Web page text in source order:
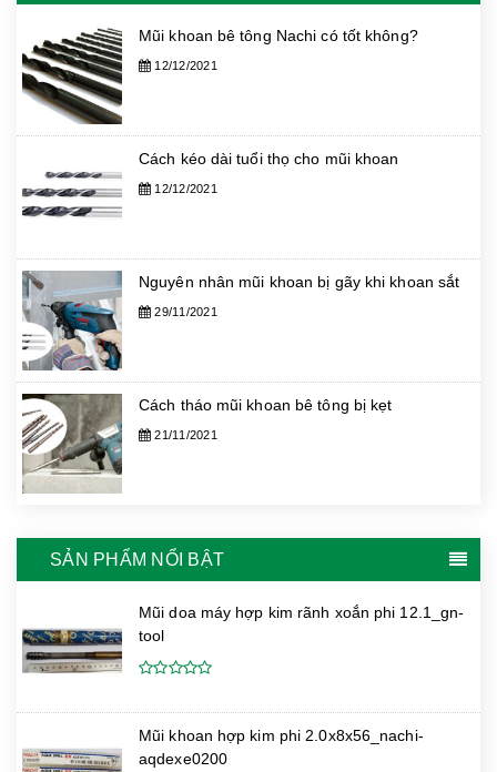
Mũi khoan bê tông Nachi có tốt không?
12/12/2021
Cách kéo dài tuổi thọ cho mũi khoan
12/12/2021
Nguyên nhân mũi khoan bị gãy khi khoan sắt
29/11/2021
Cách tháo mũi khoan bê tông bị kẹt
21/11/2021
SẢN PHẨM NỔI BẬT
Mũi doa máy hợp kim rãnh xoắn phi 12.1_gn-
tool
Mũi khoan hợp kim phi 2.0x8x56_nachi-
aqdexe0200